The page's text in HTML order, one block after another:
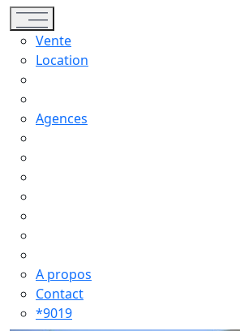
Toggle navigation
Vente
Location
Agences
A propos
Contact
*9019